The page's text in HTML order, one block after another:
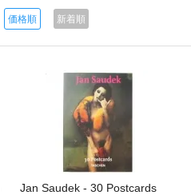
価格順 新着順
Jan Saudek - 30 Postcards